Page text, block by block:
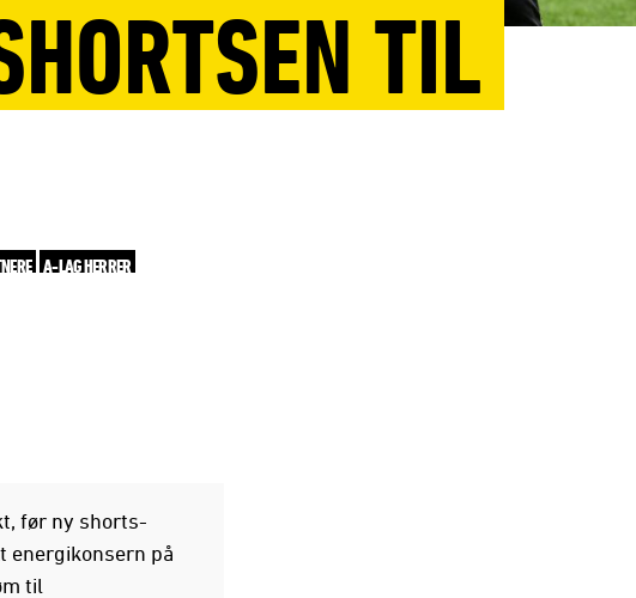
TIL
A-LAG HERRER
før ny shorts-
energikonsern på
til